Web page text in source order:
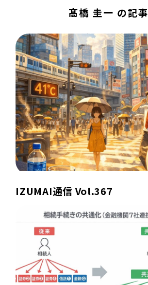
髙橋 圭一 の記事
IZUMAI通信 Vol.367